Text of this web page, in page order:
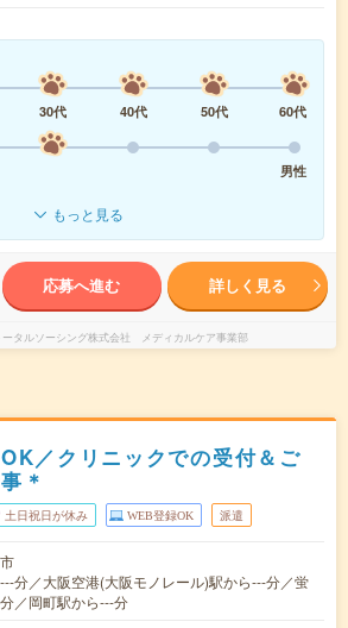
30代 40代 50代
60代
男性
もっと見る
応募へ進む 詳しく見る
ータルソーシング株式会社 メディカルケア事業部
／クリニックでの受付＆ご
＊
土日祝日が休み WEB登録OK 派遣
分／大阪空港(大阪モノレール)駅から---分／蛍
／岡町駅から---分